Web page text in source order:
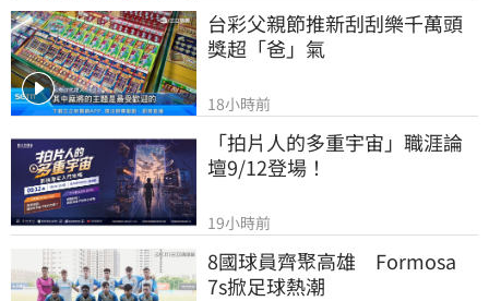
台彩父親節推新刮刮樂千萬頭
獎超「爸」氣
18小時前
「拍片人的多重宇宙」職涯論
壇9/12登場！
19小時前
8國球員齊聚高雄　Formosa
7s掀足球熱潮